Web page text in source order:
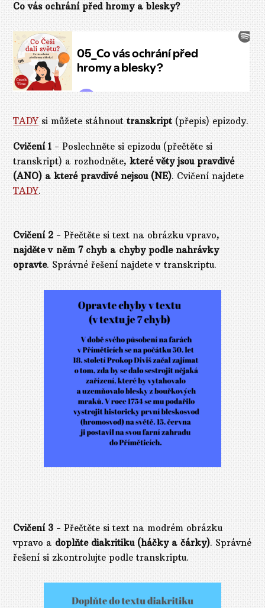
Co vás ochrání před hromy a blesky?
TADYsi můžete stáhnouttranskript(přepis) epizody.
Cvičení 1 - Poslechněte si epizodu (přečtěte si
transkript) a rozhodněte,které věty jsou pravdivé
(ANO) a které pravdivé nejsou (NE). Cvičení najdete
TADY.
Cvičení 2 - Přečtěte si text na obrázku vpravo,
najděte v něm 7 chyb a chyby podle nahrávky
opravte. Správné řešení najdete v transkriptu.
Cvičení 3 - Přečtěte si text na modrém obrázku
vpravo a doplňte diakritiku (háčky a čárky). Správné
řešení si zkontrolujte podle transkriptu.